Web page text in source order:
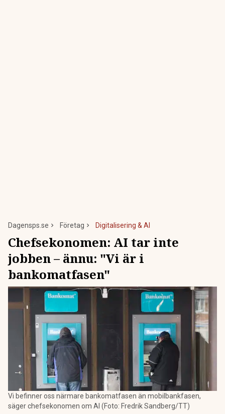
Dagensps.se Företag Digitalisering & AI
Chefsekonomen: AI tar inte
jobben – ännu: "Vi är i
bankomatfasen"
Vi befinner oss närmare bankomatfasen än mobilbankfasen,
säger chefsekonomen om AI (Foto: Fredrik Sandberg/TT)